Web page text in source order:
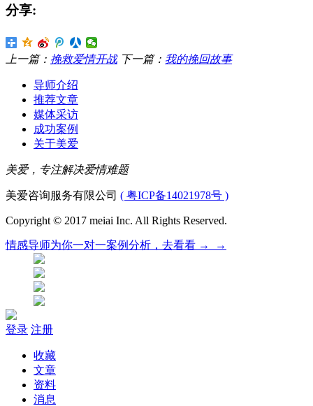
分享:
上一篇： 挽救爱情开战 下一篇： 我的挽回故事
导师介绍
推荐文章
媒体采访
成功案例
关于美爱
美爱，专注解决爱情难题
美爱咨询服务有限公司 ( 粤ICP备14021978号 )
Copyright © 2017 meiai Inc. All Rights Reserved.
情感导师为你一对一案例分析， 去看看 →_→
登录 注册
收藏
文章
资料
消息